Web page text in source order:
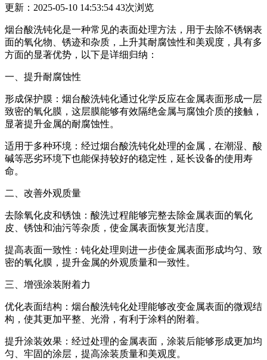
更新：2025-05-10 14:53:54 43次浏览
烟台酸洗钝化是一种常见的表面处理方法，用于去除不锈钢表
面的氧化物、锈迹和杂质，上升其耐腐蚀性和美观度，具有多
方面的显著优势，以下是详细归纳：
一、提升耐腐蚀性
‌形成保护膜‌：烟台酸洗钝化通过化学反应在金属表面形成一层
致密的氧化膜，这层膜能够有效隔绝金属与腐蚀介质的接触，
显著提升金属的耐腐蚀性。
‌适用于多种环境‌：经过烟台酸洗钝化处理的金属，在潮湿、酸
碱等恶劣环境下也能保持较好的稳定性，延长设备的使用寿
命。
二、改善外观质量
‌去除氧化皮和锈蚀‌：酸洗过程能够完整去除金属表面的氧化
皮、锈蚀和油污等杂质，使金属表面恢复光洁度。
‌提高表面一致性‌：钝化处理则进一步使金属表面形成均匀、致
密的氧化膜，提升金属的外观质量和一致性。
三、增强涂装附着力
‌优化表面结构‌：烟台酸洗钝化处理能够改变金属表面的微观结
构，使其更加平整、光滑，有利于涂料的附着。
‌提升涂装效果‌：经过处理的金属表面，涂装后能够形成更加均
匀、牢固的涂层，提高涂装质量和美观度。